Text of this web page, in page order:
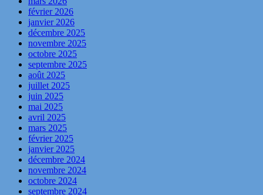
février 2026
janvier 2026
décembre 2025
novembre 2025
octobre 2025
septembre 2025
août 2025
juillet 2025
juin 2025
mai 2025
avril 2025
mars 2025
février 2025
janvier 2025
décembre 2024
novembre 2024
octobre 2024
septembre 2024